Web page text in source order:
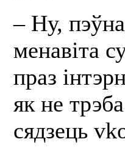
– Ну,
менавіта
праз
як не
сядзець